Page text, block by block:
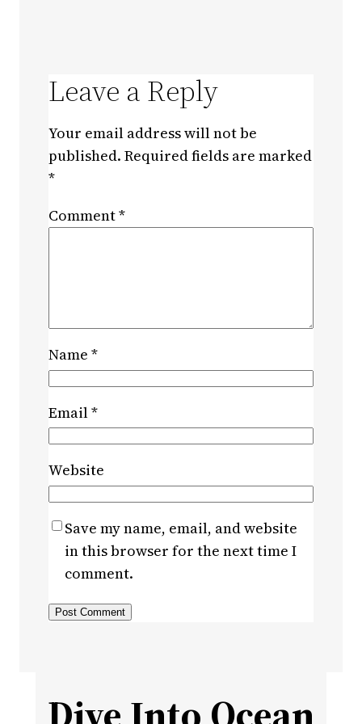
Leave a Reply
Your email address will not be
published. Required fields are marked
*
Comment*
Name *
Email*
Website
Save my name, email, and website
in this browser for the next time I
comment.